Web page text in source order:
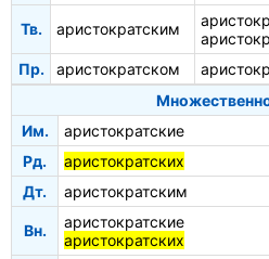
Тв. аристократским
Пр. аристократском
Им.
аристократские
Рд.
аристократских
Дт.
аристократским
Вн.
аристократские
аристократских